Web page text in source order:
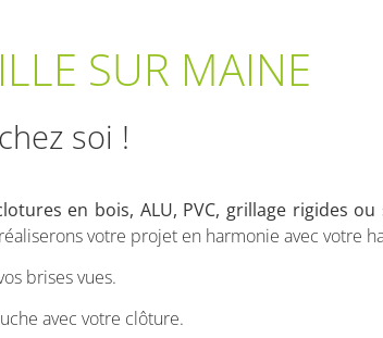
SUR MAINE
soi !
en bois, ALU, PVC, grillage rigides ou
votre projet en harmonie avec votre
brises vues.
avec votre clôture.